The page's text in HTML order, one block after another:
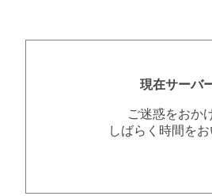
現在サーバ
ご迷惑をおか
しばらく時間を